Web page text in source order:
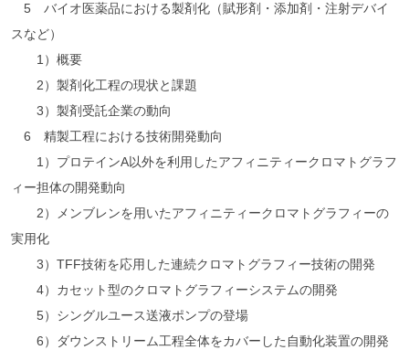
5 バイオ医薬品における製剤化（賦形剤・添加剤・注射デバイ
スなど）
1）概要
2）製剤化工程の現状と課題
3）製剤受託企業の動向
6 精製工程における技術開発動向
1）プロテインA以外を利用したアフィニティークロマトグラフ
ィー担体の開発動向
2）メンブレンを用いたアフィニティークロマトグラフィーの
実用化
3）TFF技術を応用した連続クロマトグラフィー技術の開発
4）カセット型のクロマトグラフィーシステムの開発
5）シングルユース送液ポンプの登場
6）ダウンストリーム工程全体をカバーした自動化装置の開発